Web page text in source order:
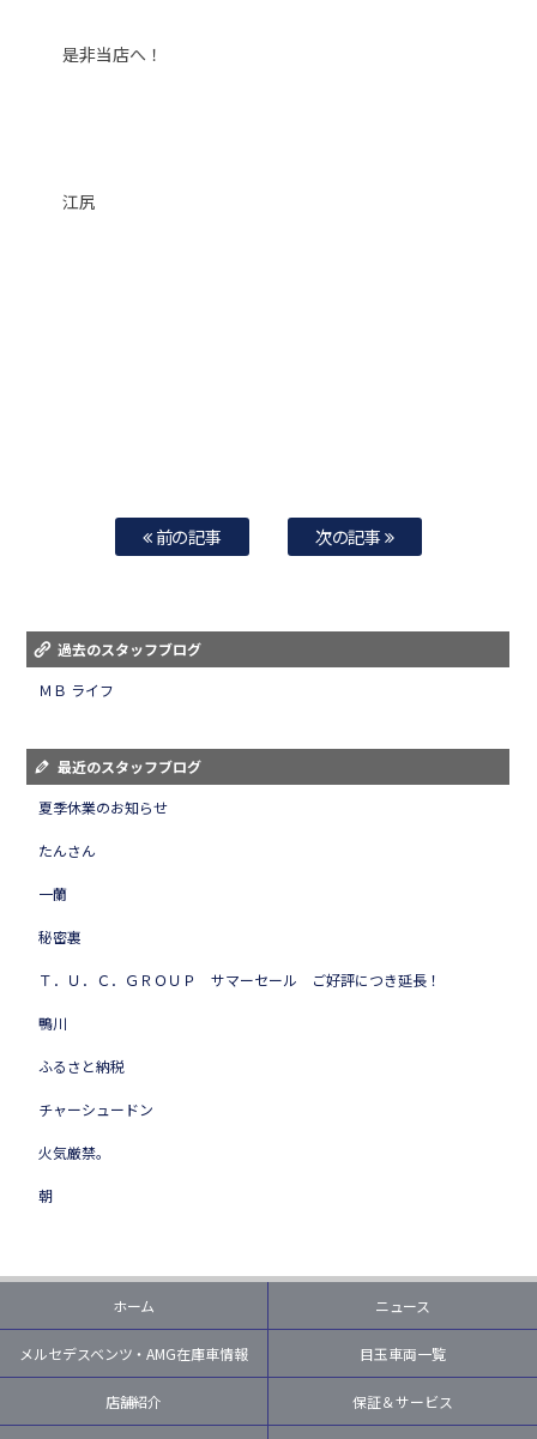
是非当店へ！
江尻
前の記事 次の記事
過去のスタッフブログ
ＭＢ ライフ
最近のスタッフブログ
夏季休業のお知らせ
たんさん
一蘭
秘密裏
Ｔ．Ｕ．Ｃ．ＧＲＯＵＰ サマーセール ご好評につき延長！
鴨川
ふるさと納税
チャーシュードン
火気厳禁。
朝
ホーム ニュース
メルセデスベンツ・AMG在庫車情報 目玉車両一覧
店舗紹介 保証＆サービス